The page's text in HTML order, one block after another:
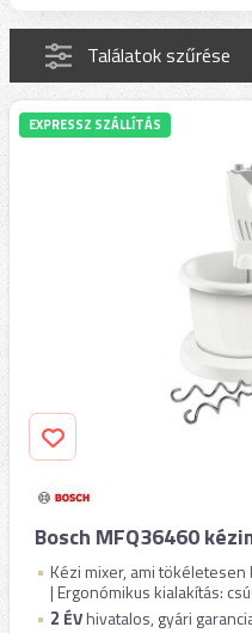
Találatok szűrése
EXPRESSZ SZÁLLÍTÁS
Bosch MFQ36460
Kézi mixer, ami
| Ergonómikus kialakítás:
2 ÉVhivatalos, gyári